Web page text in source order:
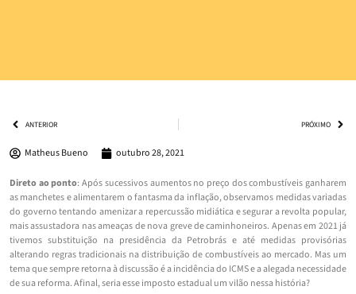
ANTERIOR PRÓXIMO
Matheus Bueno outubro 28, 2021
Direto ao ponto: Após sucessivos aumentos no preço dos combustíveis ganharem
as manchetes e alimentarem o fantasma da inflação, observamos medidas variadas
do governo tentando amenizar a repercussão midiática e segurar a revolta popular,
mais assustadora nas ameaças de nova greve de caminhoneiros. Apenas em 2021 já
tivemos substituição na presidência da Petrobrás e até medidas provisórias
alterando regras tradicionais na distribuição de combustíveis ao mercado. Mas um
tema que sempre retorna à discussão é a incidência do ICMS e a alegada necessidade
de sua reforma. Afinal, seria esse imposto estadual um vilão nessa história?